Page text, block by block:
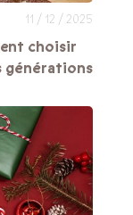
11 / 12 / 2025
choisir
générations